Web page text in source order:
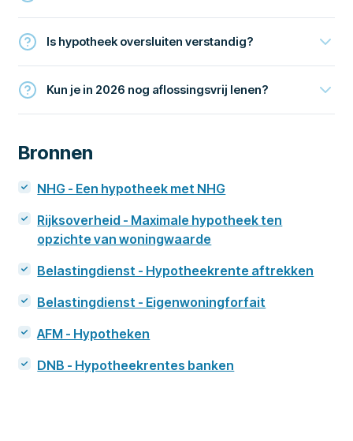
Is hypotheek oversluiten verstandig?
Kun je in 2026 nog aflossingsvrij lenen?
Bronnen
NHG - Een hypotheek met NHG
Rijksoverheid - Maximale hypotheek ten
opzichte van woningwaarde
Belastingdienst - Hypotheekrente aftrekken
Belastingdienst - Eigenwoningforfait
AFM - Hypotheken
DNB - Hypotheekrentes banken